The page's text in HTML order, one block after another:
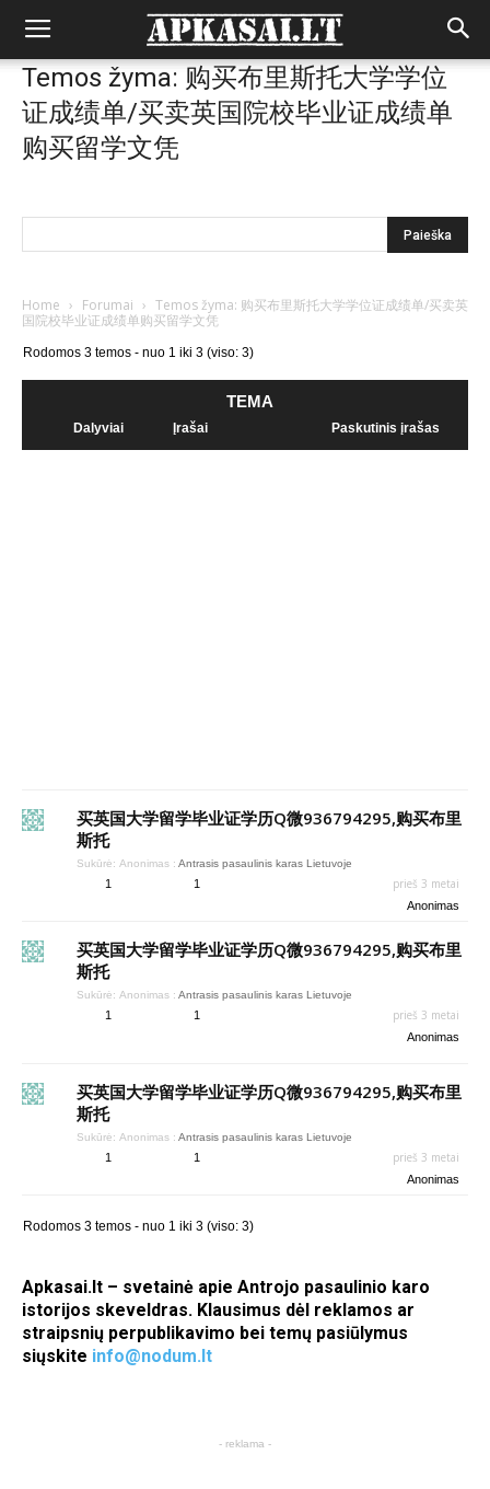
Temos žyma: 购买布里斯托大学学位
证成绩单/买卖英国院校毕业证成绩单
购买留学文凭
Home › Forumai › Temos žyma: 购买布里斯托大学学位证成绩单/买卖英
国院校毕业证成绩单购买留学文凭
Rodomos 3 temos - nuo 1 iki 3 (viso: 3)
TEMA
Dalyviai Įrašai Paskutinis įrašas
买英国大学留学毕业证学历Q微936794295,购买布里
斯托
Sukūrė: Anonimas : Antrasis pasaulinis karas Lietuvoje
1 1 prieš 3 metai
Anonimas
买英国大学留学毕业证学历Q微936794295,购买布里
斯托
Sukūrė: Anonimas : Antrasis pasaulinis karas Lietuvoje
1 1 prieš 3 metai
Anonimas
买英国大学留学毕业证学历Q微936794295,购买布里
斯托
Sukūrė: Anonimas : Antrasis pasaulinis karas Lietuvoje
1 1 prieš 3 metai
Anonimas
Rodomos 3 temos - nuo 1 iki 3 (viso: 3)
Apkasai.lt – svetainė apie Antrojo pasaulinio karo
istorijos skeveldras. Klausimus dėl reklamos ar
straipsnių perpublikavimo bei temų pasiūlymus
siųskite info@nodum.lt
- reklama -